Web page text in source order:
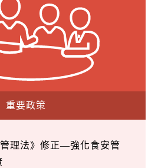
重要政策
管理法》修正—強化食安管